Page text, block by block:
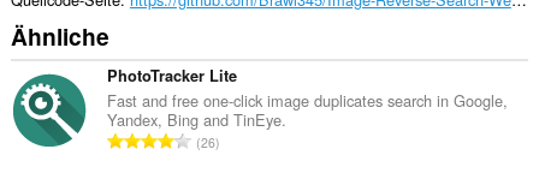
Ähnliche
PhotoTracker Lite
Fast and free one-click image duplicates search in Google,
Yandex, Bing and TinEye.
G26